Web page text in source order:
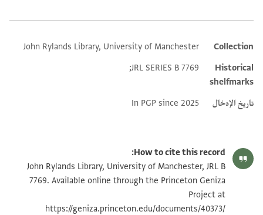
Additional metadata
Collection
John Rylands Library, University of Manchester
Historical
shelfmarks
JRL SERIES B 7769;
تاريخ الإدخال In PGP since 2025
How to cite this record:
John Rylands Library, University of Manchester, JRL B
7769. Available online through the Princeton Geniza
Project at
https://geniza.princeton.edu/documents/40373/